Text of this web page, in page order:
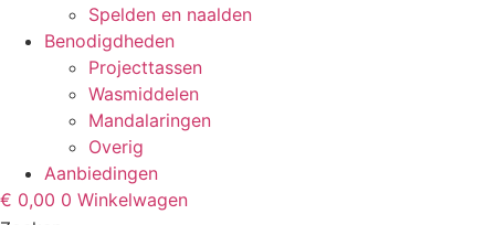
Spelden en naalden
Benodigdheden
Projecttassen
Wasmiddelen
Mandalaringen
Overig
Aanbiedingen
€ 0,00 0 Winkelwagen